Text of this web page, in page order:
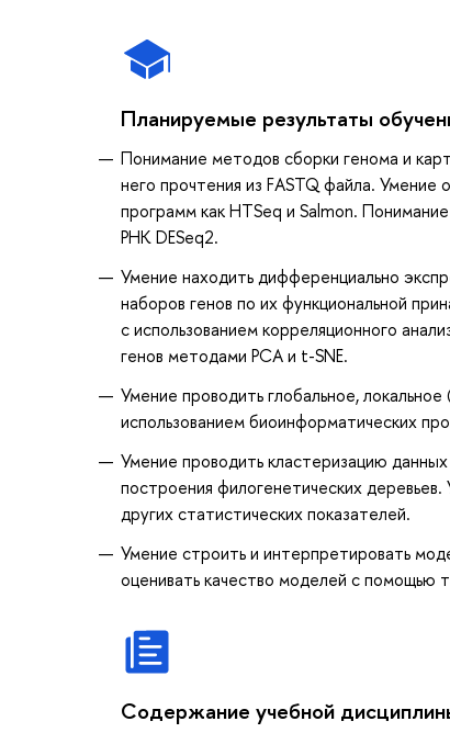
Планируемые результаты
Понимание методов сборки генома и
него прочтения из FASTQ файла. Умение
программ как HTSeq и Salmon.
РНК DESeq2.
Умение находить дифференциально
наборов генов по их функциональной
с использованием корреляционного
генов методами PCA и t-SNE.
Умение проводить глобальное,
использованием биоинформатических
Умение проводить кластеризацию
построения филогенетических
других статистических показателей.
Умение строить и интерпретировать
оценивать качество моделей с помощью
Содержание учебной